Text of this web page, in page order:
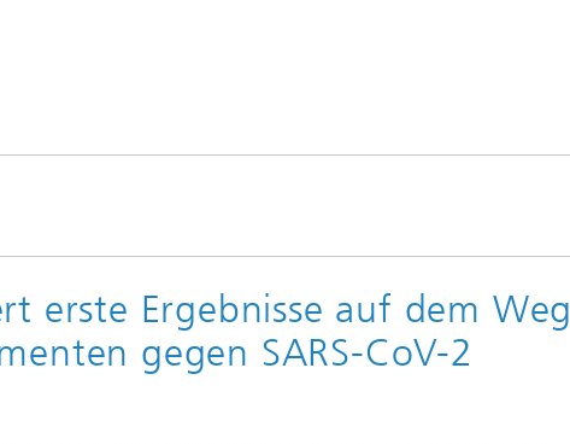
erste Ergebnisse auf dem Weg
gegen SARS-CoV-2